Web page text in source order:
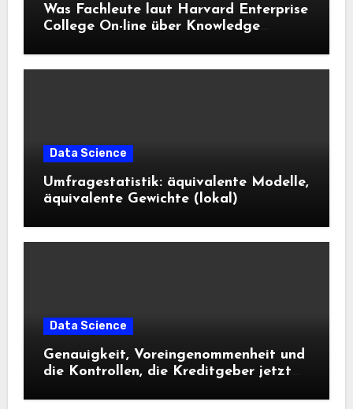
Was Fachleute laut Harvard Enterprise
College On-line über Knowledge
Data Science
Umfragestatistik: äquivalente Modelle,
äquivalente Gewichte (lokal)
Data Science
Genauigkeit, Voreingenommenheit und
die Kontrollen, die Kreditgeber jetzt